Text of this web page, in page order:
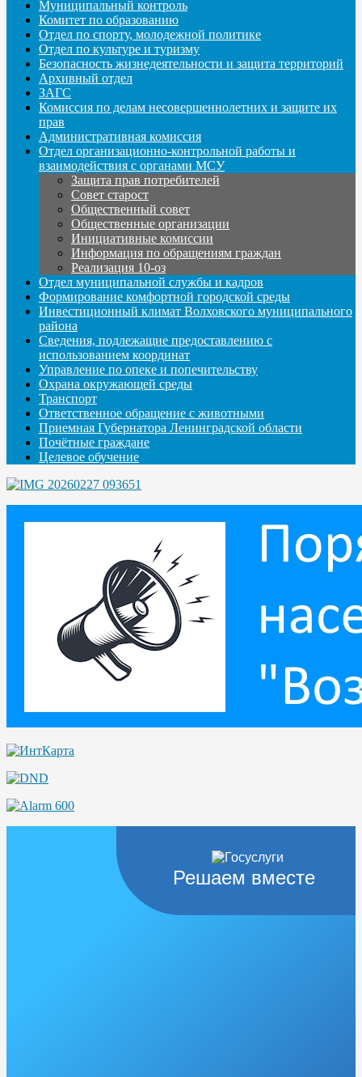
Муниципальный контроль
Комитет по образованию
Отдел по спорту, молодежной политике
Отдел по культуре и туризму
Безопасность жизнедеятельности и защита территорий
Архивный отдел
ЗАГС
Комиссия по делам несовершеннолетних и защите их
прав
Административная комиссия
Отдел организационно-контрольной работы и
взаимодействия с органами МСУ
Защита прав потребителей
Совет старост
Общественный совет
Общественные организации
Инициативные комиссии
Информация по обращениям граждан
Реализация 10-оз
Отдел муниципальной службы и кадров
Формирование комфортной городской среды
Инвестиционный климат Волховского муниципального
района
Сведения, подлежащие предоставлению с
использованием координат
Управление по опеке и попечительству
Охрана окружающей среды
Транспорт
Ответственное обращение с животными
Приемная Губернатора Ленинградской области
Почётные граждане
Целевое обучение
Решаем вместе